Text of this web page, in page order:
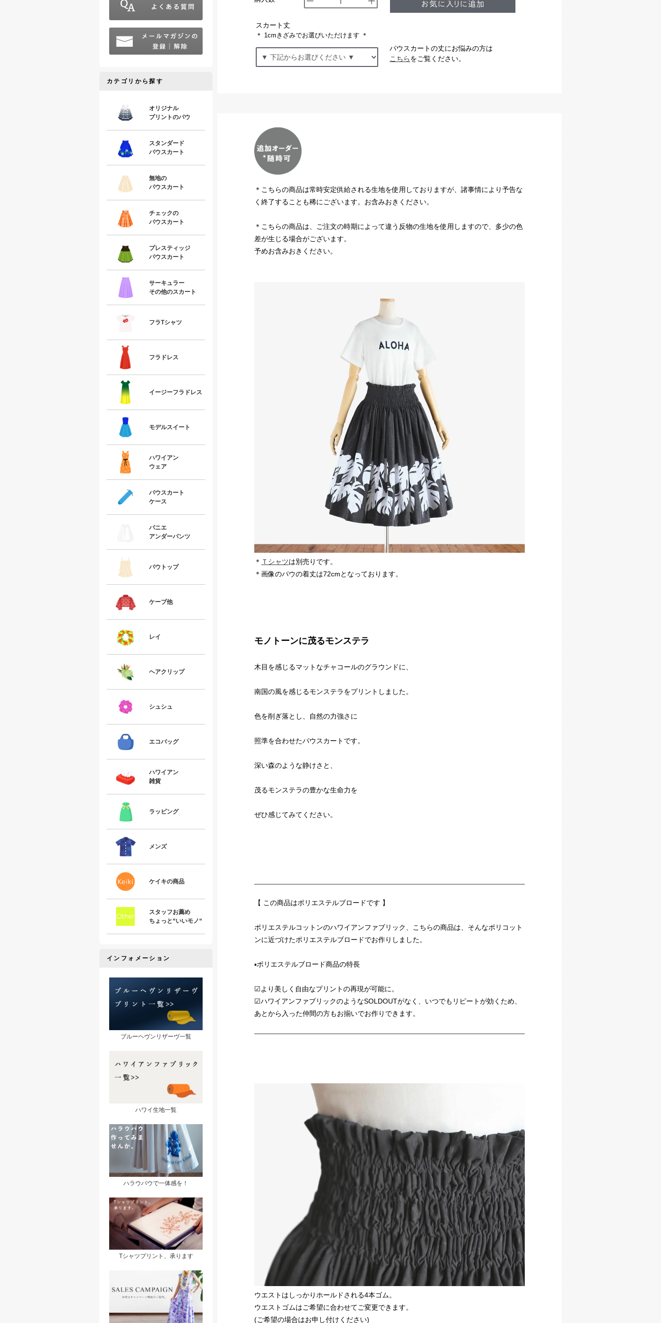
スカート丈
＊ 1cmきざみでお選びいただけます ＊
パウスカートの丈にお悩みの方は
こちらをご覧ください。
＊こちらの商品は常時安定供給される生地を使用しておりますが、諸事情により予告な
く終了することも稀にございます。お含みおきください。
＊こちらの商品は、ご注文の時期によって違う反物の生地を使用しますので、多少の色
差が生じる場合がございます。
予めお含みおきください。
＊ Ｔシャツは別売りです。
＊画像のパウの着丈は72cmとなっております。
モノトーンに茂るモンステラ
木目を感じるマットなチャコールのグラウンドに、
南国の風を感じるモンステラをプリントしました。
色を削ぎ落とし、自然の力強さに
照準を合わせたパウスカートです。
深い森のような静けさと、
茂るモンステラの豊かな生命力を
ぜひ感じてみてください。
【 この商品はポリエステルブロードです 】
ポリエステルコットンのハワイアンファブリック、こちらの商品は、そんなポリコット
ンに近づけたポリエステルブロードでお作りしました。
▪️ポリエステルブロード商品の特長
☑︎より美しく自由なプリントの再現が可能に。
☑︎ハワイアンファブリックのようなSOLDOUTがなく、いつでもリピートが効くため、
あとから入った仲間の方もお揃いでお作りできます。
ウエストはしっかりホールドされる4本ゴム。
ウエストゴムはご希望に合わせてご変更できます。
(ご希望の場合はお申し付けください)
カテゴリから探す
オリジナル
プリントのパウ
スタンダード
パウスカート
無地の
パウスカート
チェックの
パウスカート
プレスティッジ
パウスカート
サーキュラー
その他のスカート
フラTシャツ
フラドレス
イージーフラドレス
モデルスイート
ハワイアン
ウェア
パウスカート
ケース
パニエ
アンダーパンツ
パウトップ
ケープ他
レイ
ヘアクリップ
シュシュ
エコバッグ
ハワイアン
雑貨
ラッピング
メンズ
ケイキの商品
スタッフお薦め
ちょっと“いいモノ“
インフォメーション
ブルーヘヴンリザーヴ一覧
ハワイ生地一覧
ハラウパウで一体感を！
Tシャツプリント、承ります